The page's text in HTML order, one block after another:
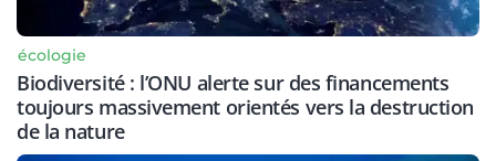
écologie
Biodiversité : l’ONU alerte sur des financements
toujours massivement orientés vers la destruction
de la nature